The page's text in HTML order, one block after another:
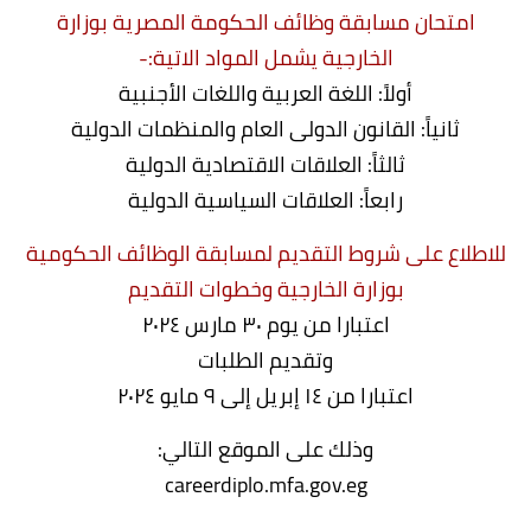
امتحان مسابقة وظائف الحكومة المصرية بوزارة
الخارجية يشمل المواد الاتية:-
أولاً: اللغة العربية واللغات الأجنبية
ثانياً: القانون الدولى العام والمنظمات الدولية
ثالثاً: العلاقات الاقتصادية الدولية
رابعاً: العلاقات السياسية الدولية
للاطلاع على شروط التقديم لمسابقة الوظائف الحكومية
بوزارة الخارجية وخطوات التقديم
اعتبارا من يوم ۳۰ مارس ٢٠٢٤
وتقديم الطلبات
اعتبارا من ١٤ إبريل إلى ٩ مايو ٢٠٢٤
وذلك على الموقع التالي:
careerdiplo.mfa.gov.eg